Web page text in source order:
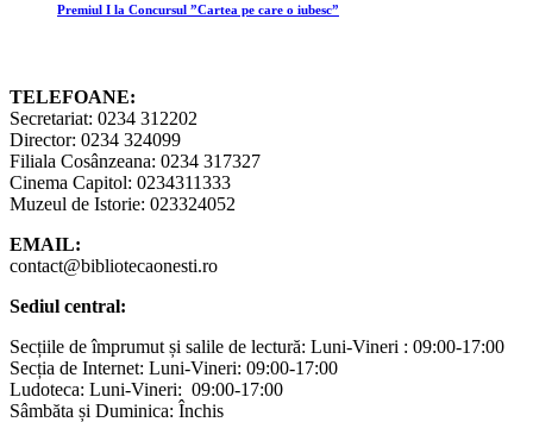
Premiul I la Concursul ”Cartea pe care o iubesc”
TELEFOANE:
Secretariat: 0234 312202
Director: 0234 324099
Filiala Cosânzeana: 0234 317327
Cinema Capitol: 0234311333
Muzeul de Istorie: 023324052
EMAIL:
contact@bibliotecaonesti.ro
Sediul central:
Secțiile de împrumut și salile de lectură: Luni-Vineri : 09:00-17:00
Secția de Internet: Luni-Vineri: 09:00-17:00
Ludoteca: Luni-Vineri: 09:00-17:00
Sâmbăta și Duminica: Închis